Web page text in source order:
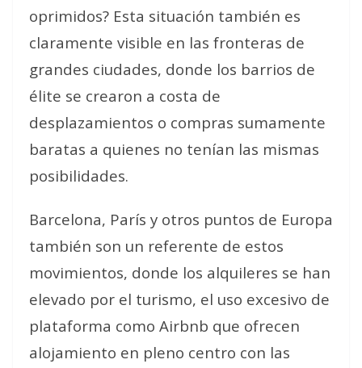
oprimidos? Esta situación también es
claramente visible en las fronteras de
grandes ciudades, donde los barrios de
élite se crearon a costa de
desplazamientos o compras sumamente
baratas a quienes no tenían las mismas
posibilidades.
Barcelona, París y otros puntos de Europa
también son un referente de estos
movimientos, donde los alquileres se han
elevado por el turismo, el uso excesivo de
plataforma como Airbnb que ofrecen
alojamiento en pleno centro con las